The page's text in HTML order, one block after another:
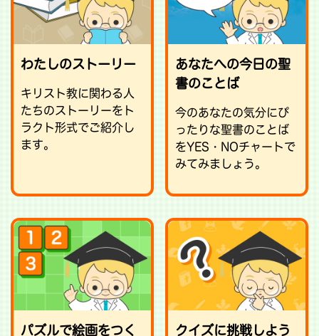
わたしのストーリー
キリスト教に関わる人
たちのストーリーをト
ラクト形式でご紹介し
ます。
あなたへの今日の聖
書のことば
今のあなたの気分にぴ
ったりな聖書のことば
をYES・NOチャートで
みてみましょう。
パズルで絵画をつく
クイズに挑戦しよう